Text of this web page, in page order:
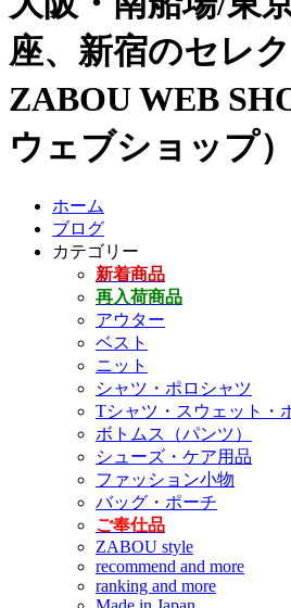
座、新宿のセレ
ZABOU WEB
ウェブショップ）
ホーム
ブログ
カテゴリー
新着商品
再入荷商品
アウター
ベスト
ニット
シャツ・ポロシャツ
Tシャツ・スウェット・
ボトムス（パンツ）
シューズ・ケア用品
ファッション小物
バッグ・ポーチ
ご奉仕品
ZABOU style
recommend and more
ranking and more